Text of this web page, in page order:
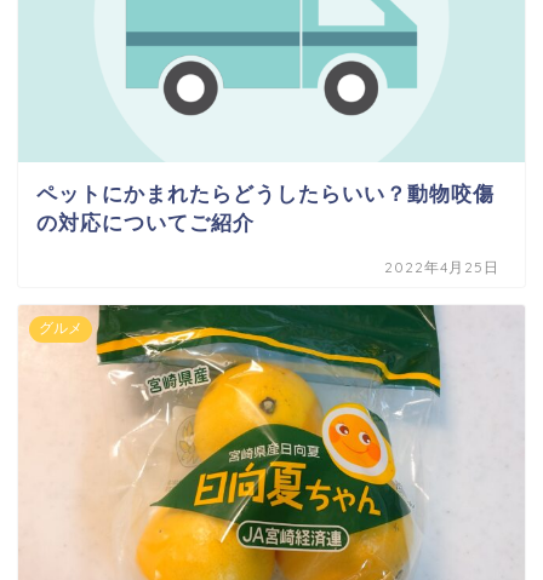
ペットにかまれたらどうしたらいい？動物咬傷
の対応についてご紹介
2022年4月25日
グルメ